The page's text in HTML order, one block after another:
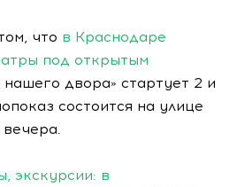
что в Краснодаре
под открытым
двора» стартует 2 и
состоится на улице
экскурсии: в